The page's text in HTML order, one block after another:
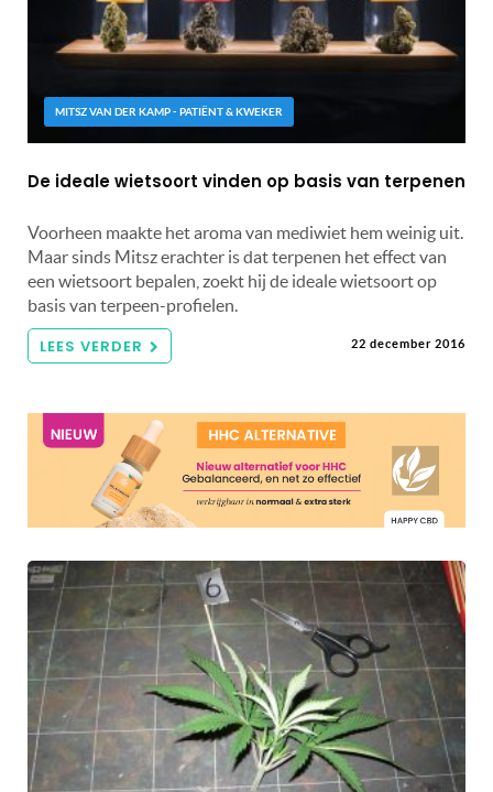
MITSZ VAN DER KAMP - PATIËNT & KWEKER
De ideale wietsoort vinden op basis van terpenen
Voorheen maakte het aroma van mediwiet hem weinig uit.
Maar sinds Mitsz erachter is dat terpenen het effect van
een wietsoort bepalen, zoekt hij de ideale wietsoort op
basis van terpeen-profielen.
LEES VERDER 22 december 2016